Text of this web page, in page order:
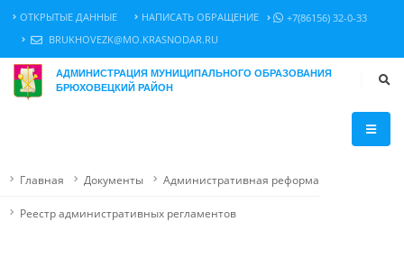
ОТКРЫТЫЕ ДАННЫЕ НАПИСАТЬ ОБРАЩЕНИЕ
+7(86156) 32-0-33
BRUKHOVEZK@MO.KRASNODAR.RU
АДМИНИСТРАЦИЯ МУНИЦИПАЛЬНОГО ОБРАЗОВАНИЯ
БРЮХОВЕЦКИЙ РАЙОН
Главная Документы Административная реформа
Реестр административных регламентов